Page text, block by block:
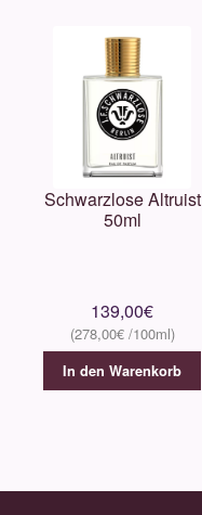
Schwarzlose Altruist
50ml
139,00€
278,00€
In den Warenkorb